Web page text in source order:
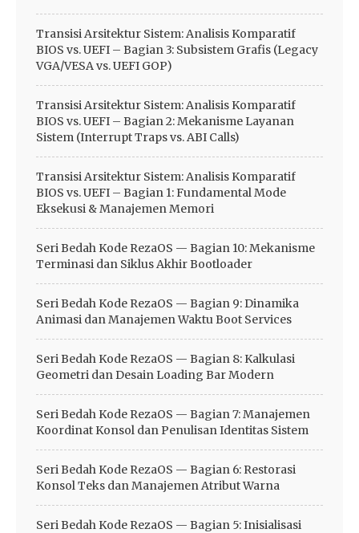
Transisi Arsitektur Sistem: Analisis Komparatif
BIOS vs. UEFI – Bagian 3: Subsistem Grafis (Legacy
VGA/VESA vs. UEFI GOP)
Transisi Arsitektur Sistem: Analisis Komparatif
BIOS vs. UEFI – Bagian 2: Mekanisme Layanan
Sistem (Interrupt Traps vs. ABI Calls)
Transisi Arsitektur Sistem: Analisis Komparatif
BIOS vs. UEFI – Bagian 1: Fundamental Mode
Eksekusi & Manajemen Memori
Seri Bedah Kode RezaOS — Bagian 10: Mekanisme
Terminasi dan Siklus Akhir Bootloader
Seri Bedah Kode RezaOS — Bagian 9: Dinamika
Animasi dan Manajemen Waktu Boot Services
Seri Bedah Kode RezaOS — Bagian 8: Kalkulasi
Geometri dan Desain Loading Bar Modern
Seri Bedah Kode RezaOS — Bagian 7: Manajemen
Koordinat Konsol dan Penulisan Identitas Sistem
Seri Bedah Kode RezaOS — Bagian 6: Restorasi
Konsol Teks dan Manajemen Atribut Warna
Seri Bedah Kode RezaOS — Bagian 5: Inisialisasi